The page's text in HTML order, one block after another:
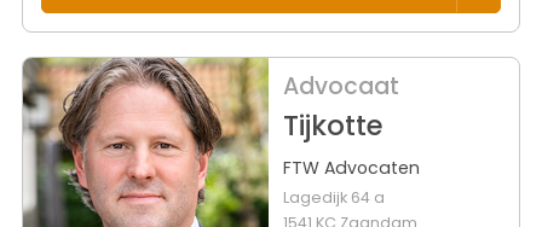
Advocaat
Tijkotte
FTW Advocaten
Lagedijk 64 a